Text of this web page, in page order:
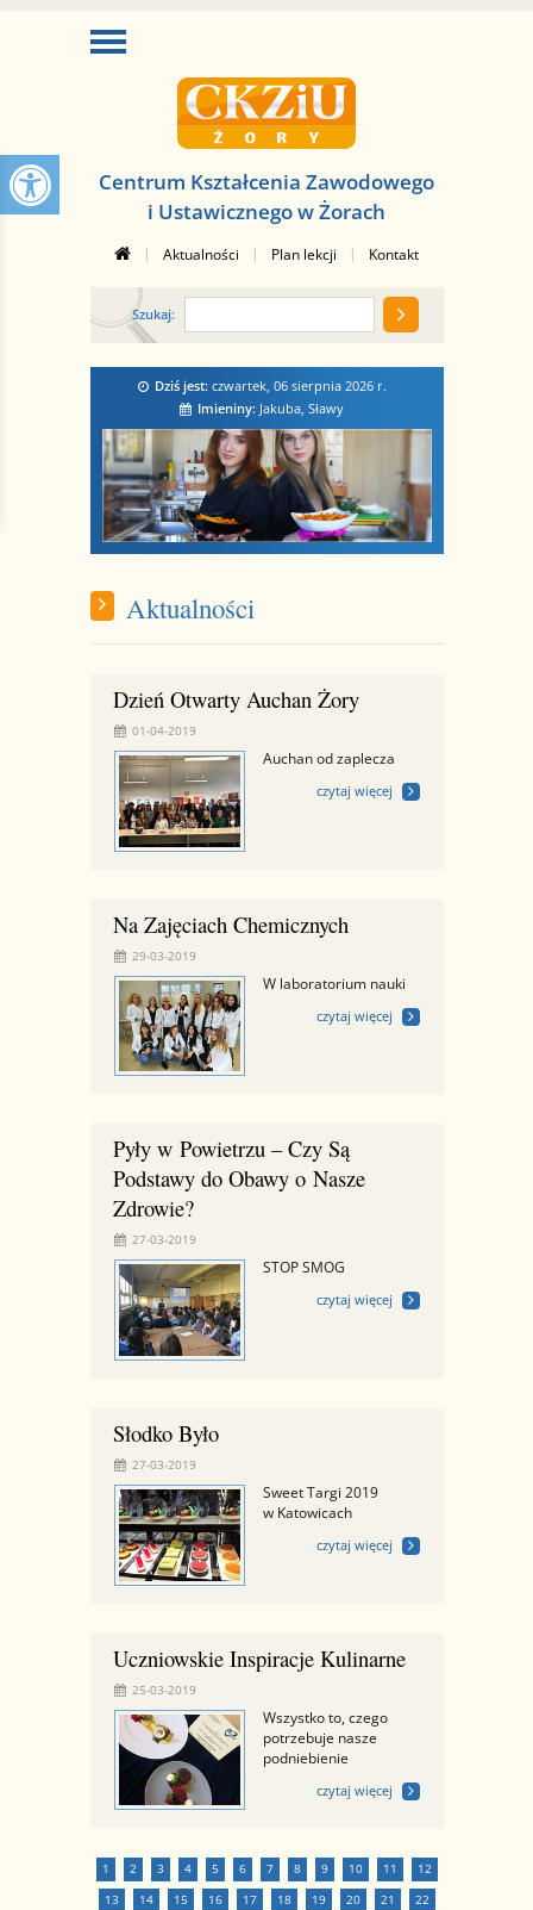
Centrum Kształcenia Zawodowego
i Ustawicznego w Żorach
| Aktualności | Plan lekcji | Kontakt
Szukaj:
Dziś jest: czwartek, 06 sierpnia 2026r.
Imieniny: Jakuba, Sławy
Aktualności
Dzień Otwarty Auchan Żory
01-04-2019
Auchan od zaplecza
czytaj więcej
Na Zajęciach Chemicznych
29-03-2019
W laboratorium nauki
czytaj więcej
Pyły w Powietrzu – Czy Są
Podstawy do Obawy o Nasze
Zdrowie?
27-03-2019
STOP SMOG
czytaj więcej
Słodko Było
27-03-2019
Sweet Targi 2019
w Katowicach
czytaj więcej
Uczniowskie Inspiracje Kulinarne
25-03-2019
Wszystko to, czego
potrzebuje nasze
podniebienie
czytaj więcej
1 2 3 4 5 6 7 8 9 10 11
12
13
14 15 16 17 18 19 20 21
22